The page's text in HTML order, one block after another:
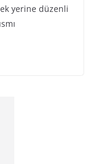
yerine düzenli